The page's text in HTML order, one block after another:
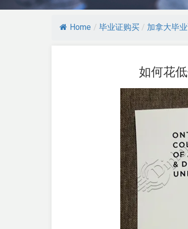
Home / 毕业证购买 / 加拿大毕
如何花